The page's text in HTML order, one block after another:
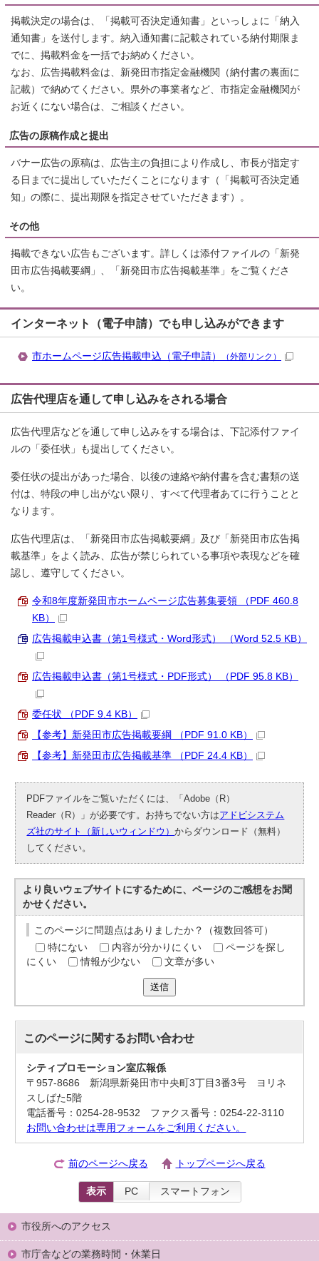
掲載決定の場合は、「掲載可否決定通知書」といっしょに「納入
通知書」を送付します。納入通知書に記載されている納付期限ま
でに、掲載料金を一括でお納めください。
なお、広告掲載料金は、新発田市指定金融機関（納付書の裏面に
記載）で納めてください。県外の事業者など、市指定金融機関が
お近くにない場合は、ご相談ください。
広告の原稿作成と提出
バナー広告の原稿は、広告主の負担により作成し、市長が指定す
る日までに提出していただくことになります（「掲載可否決定通
知」の際に、提出期限を指定させていただきます）。
その他
掲載できない広告もございます。詳しくは添付ファイルの「新発
田市広告掲載要綱」、「新発田市広告掲載基準」をご覧くださ
い。
インターネット（電子申請）でも申し込みができます
市ホームページ広告掲載申込（電子申請） （外部リンク）
広告代理店を通して申し込みをされる場合
広告代理店などを通して申し込みをする場合は、下記添付ファイ
ルの「委任状」も提出してください。
委任状の提出があった場合、以後の連絡や納付書を含む書類の送
付は、特段の申し出がない限り、すべて代理者あてに行うことと
なります。
広告代理店は、「新発田市広告掲載要綱」及び「新発田市広告掲
載基準」をよく読み、広告が禁じられている事項や表現などを確
認し、遵守してください。
令和8年度新発田市ホームページ広告募集要領 （PDF 460.8
KB）
広告掲載申込書（第1号様式・Word形式） （Word 52.5 KB）
広告掲載申込書（第1号様式・PDF形式） （PDF 95.8 KB）
委任状 （PDF 9.4 KB）
【参考】新発田市広告掲載要綱 （PDF 91.0 KB）
【参考】新発田市広告掲載基準 （PDF 24.4 KB）
PDFファイルをご覧いただくには、「Adobe（R）
Reader（R）」が必要です。お持ちでない方はアドビシステム
ズ社のサイト（新しいウィンドウ）からダウンロード（無料）
してください。
より良いウェブサイトにするために、ページのご感想をお聞
かせください。
このページに問題点はありましたか？（複数回答可）
特にない
内容が分かりにくい
ページを探し
にくい
情報が少ない 文章が多い
送信
このページに関するお問い合わせ
シティプロモーション室広報係
〒957-8686 新潟県新発田市中央町3丁目3番3号 ヨリネ
スしばた5階
電話番号：0254-28-9532 ファクス番号：0254-22-3110
お問い合わせは専用フォームをご利用ください。
前のページへ戻る トップページへ戻る
表示 PC スマートフォン
市役所へのアクセス
市庁舎などの業務時間・休業日